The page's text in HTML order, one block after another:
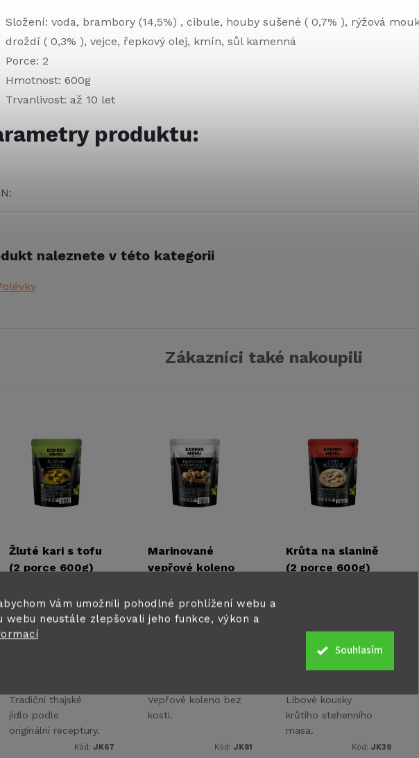
Vám umožnili pohodlné prohlížení webu a
webu neustále zlepšovali jeho funkce, výkon a
Souhlasím
Složení: voda, brambory (14,5%) , cibule, houby sušené ( 0,7% ), rýžová
droždí ( 0,3% ), vejce, řepkový olej, kmín, sůl kamenná
Porce: 2
Hmotnost: 600g
Trvanlivost: až 10 let
produktu:
:
naleznete v této kategorii
Zákazníci také nakoupili
Žluté kari s tofu
(2 porce 600g)
179 Kč
Skladem ihned k
odeslání
Tradiční thajské
jídlo podle
originální receptury.
Jemná a přitomKód: JK67
Marinované
vepřové koleno
199 Kč
Skladem ihned k
odeslání
Vepřové koleno bez
kosti.
Kód: JK81
Krůta na slanině
(2 porce 600g)
Libové kousky
krůtího stehenního
masa.
Kód: JK39